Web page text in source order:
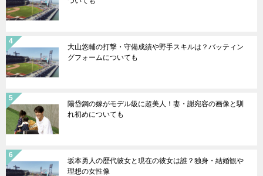
大山悠輔の打撃・守備成績や野手スキルは？バッティン
グフォームについても
陽岱鋼の嫁がモデル級に超美人！妻・謝宛容の画像と馴
れ初めについても
坂本勇人の歴代彼女と現在の彼女は誰？独身・結婚観や
理想の女性像